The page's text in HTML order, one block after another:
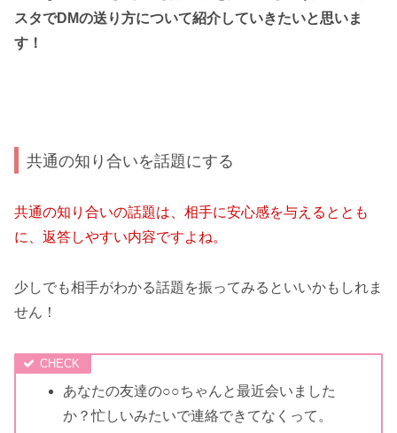
スタでDMの送り方について紹介していきたいと思いま
す！
共通の知り合いを話題にする
共通の知り合いの話題は、相手に安心感を与えるととも
に、返答しやすい内容ですよね。
少しでも相手がわかる話題を振ってみるといいかもしれま
せん！
あなたの友達の○○ちゃんと最近会いました
か？忙しいみたいで連絡できてなくって。